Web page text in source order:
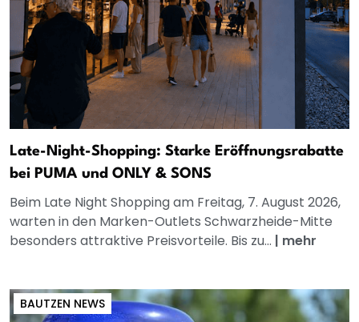
Late-Night-Shopping: Starke Eröffnungsrabatte
bei PUMA und ONLY & SONS
Beim Late Night Shopping am Freitag, 7. August 2026,
warten in den Marken-Outlets Schwarzheide-Mitte
besonders attraktive Preisvorteile. Bis zu... | mehr
BAUTZEN NEWS